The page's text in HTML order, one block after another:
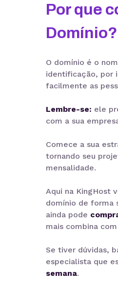
Por que
Domínio?
O domínio é o
identificação, por
facilmente as
Lembre-se: ele
com a sua
Comece a sua
tornando seu
mensalidade.
Aqui na KingHost
domínio de forma
ainda pode
mais combina
Se tiver dúvidas,
especialista que
semana.